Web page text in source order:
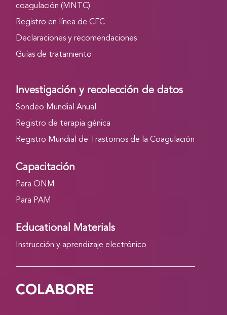
coagulación (MNTC)
Registro en línea de CFC
Declaraciones y recomendaciones
Guías de tratamiento
Investigación y recolección de datos
Sondeo Mundial Anual
Registro de terapia génica
Registro Mundial de Trastornos de la Coagulación
Capacitación
Para ONM
Para PAM
Educational Materials
Instrucción y aprendizaje electrónico
COLABORE